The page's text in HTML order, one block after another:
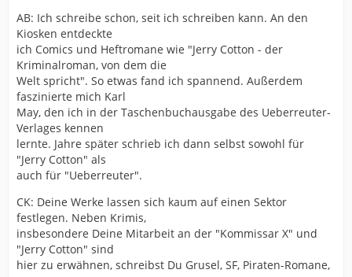
AB: Ich schreibe schon, seit ich schreiben kann. An den
Kiosken entdeckte
ich Comics und Heftromane wie "Jerry Cotton - der
Kriminalroman, von dem die
Welt spricht". So etwas fand ich spannend. Außerdem
faszinierte mich Karl
May, den ich in der Taschenbuchausgabe des Ueberreuter-
Verlages kennen
lernte. Jahre später schrieb ich dann selbst sowohl für
"Jerry Cotton" als
auch für "Ueberreuter".
CK: Deine Werke lassen sich kaum auf einen Sektor
festlegen. Neben Krimis,
insbesondere Deine Mitarbeit an der "Kommissar X" und
"Jerry Cotton" sind
hier zu erwähnen, schreibst Du Grusel, SF, Piraten-Romane,